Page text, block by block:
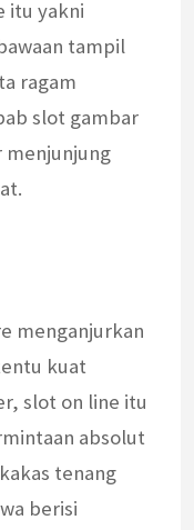
itu yakni
tampil
ragam
slot gambar
menganjurkan
kuat
slot on line itu
absolut
tenang
berisi